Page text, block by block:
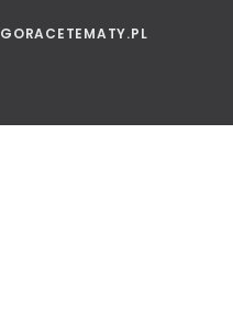
GORACETEMATY.PL